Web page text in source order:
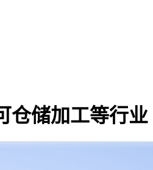
仓储加工等行业